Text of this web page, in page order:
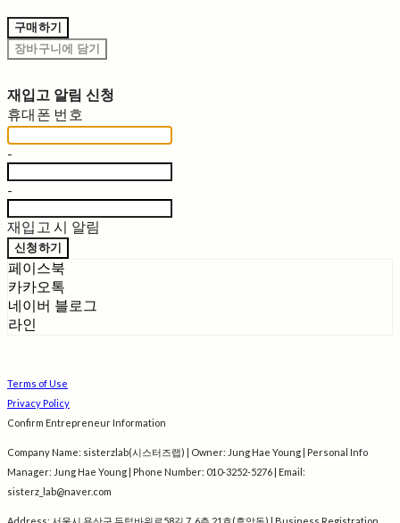
구매하기
장바구니에 담기
재입고 알림 신청
휴대폰 번호
-
-
재입고 시 알림
신청하기
페이스북
카카오톡
네이버 블로그
라인
Terms of Use
Privacy Policy
Confirm Entrepreneur Information
Company Name: sisterzlab(시스터즈랩) | Owner: Jung Hae Young | Personal Info
Manager: Jung Hae Young | Phone Number: 010-3252-5276 | Email:
sisterz_lab@naver.com